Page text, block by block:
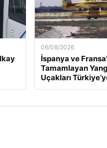
06/08/2026
İspanya ve
Tamamlayan
Uçakları